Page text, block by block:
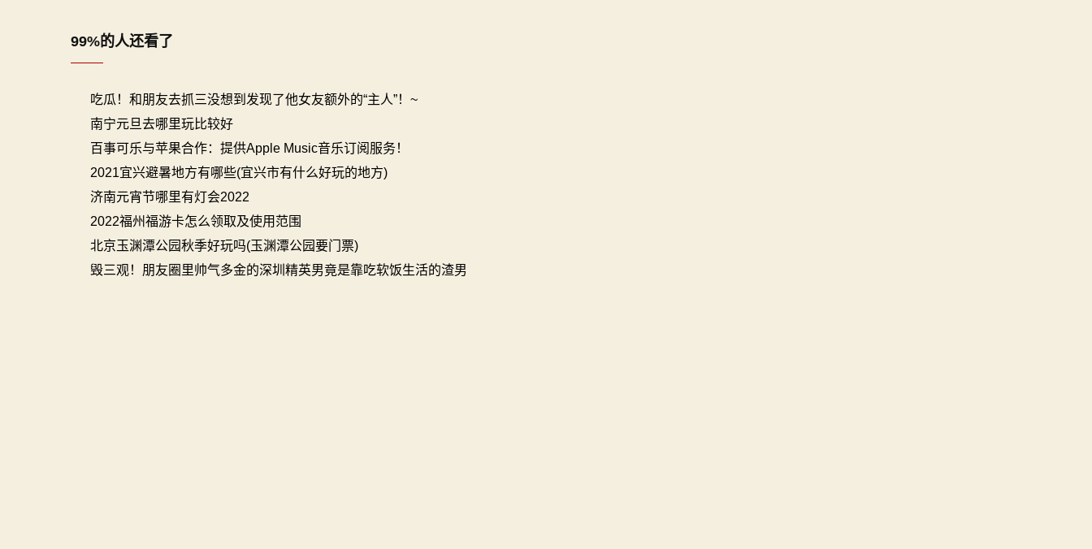
航
99%的人还看了
吃瓜！和朋友去抓三没想到发现了他女友额外的“主人”！~
南宁元旦去哪里玩比较好
百事可乐与苹果合作：提供Apple Music音乐订阅服务！
2021宜兴避暑地方有哪些(宜兴市有什么好玩的地方)
济南元宵节哪里有灯会2022
2022福州福游卡怎么领取及使用范围
北京玉渊潭公园秋季好玩吗(玉渊潭公园要门票)
毁三观！朋友圈里帅气多金的深圳精英男竟是靠吃软饭生活的渣男